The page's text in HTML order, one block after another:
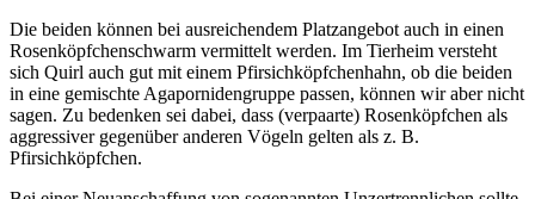
Die beiden können bei ausreichendem Platzangebot auch in einen
Rosenköpfchenschwarm vermittelt werden. Im Tierheim versteht
sich Quirl auch gut mit einem Pfirsichköpfchenhahn, ob die beiden
in eine gemischte Agapornidengruppe passen, können wir aber nicht
sagen. Zu bedenken sei dabei, dass (verpaarte) Rosenköpfchen als
aggressiver gegenüber anderen Vögeln gelten als z. B.
Pfirsichköpfchen.